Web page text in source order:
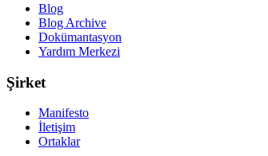
Blog
Blog Archive
Dokümantasyon
Yardım Merkezi
Şirket
Manifesto
İletişim
Ortaklar